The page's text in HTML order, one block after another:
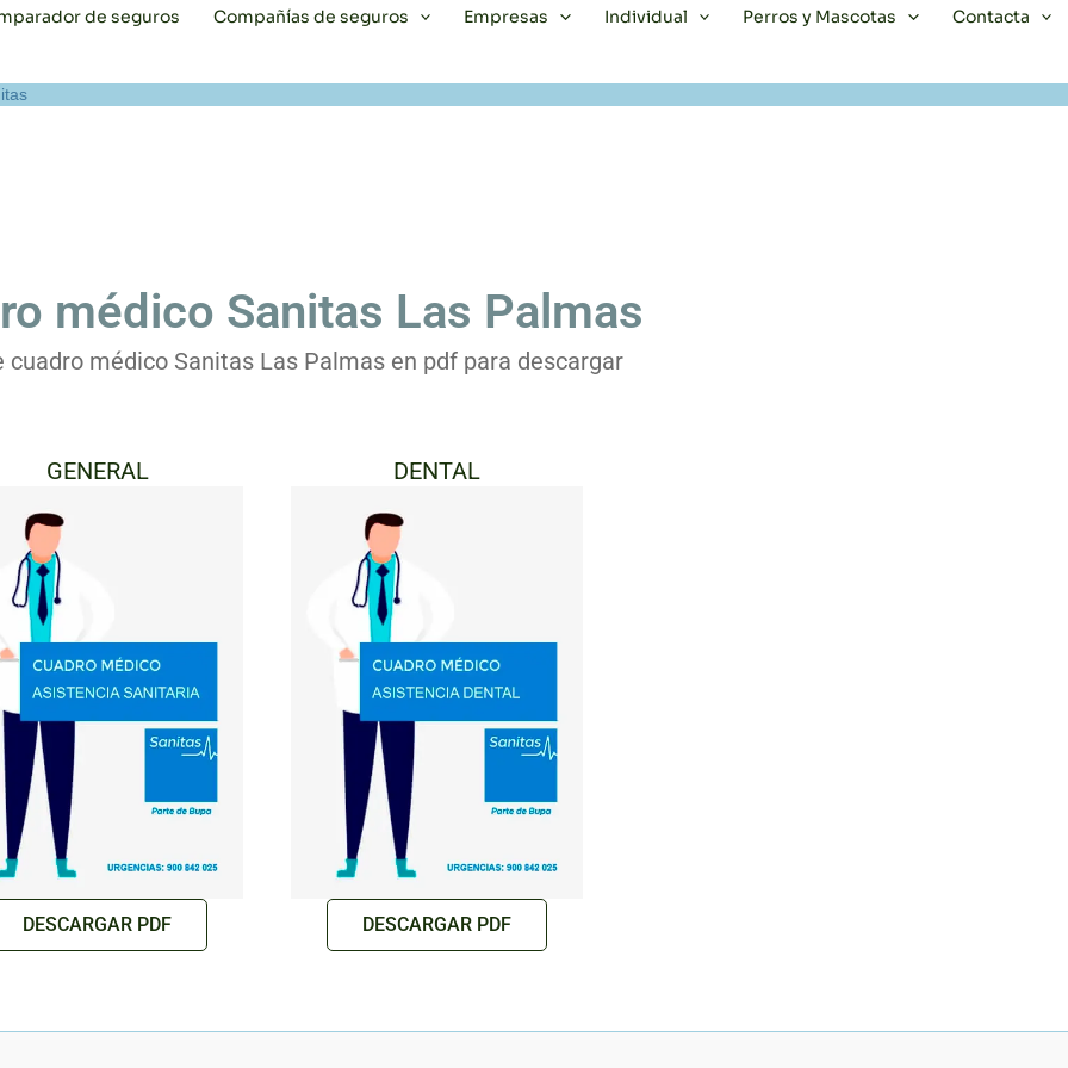
de seguros Compañías de seguros Empresas Individual Perros y Mascotas Contacta
médico Sanitas Las Palmas
cuadro médico Sanitas Las Palmas en pdf para descargar
GENERAL
DESCARGAR PDF
DENTAL
DESCARGAR PDF